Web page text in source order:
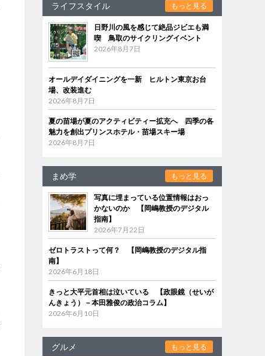
ライフスタイル もっと見る
日野川の風を感じて絶品ジビエも満
喫 鳥取のサイクリングイベント
2026年8月7日
オールデイダイニングを一新 ヒルトン東京お台
場、改装進む
2026年8月7日
夏の苗場が夏のアクティビティー拡充へ 四季の各
魅力を創出プリンスホテル・苗場スキー場
2026年8月7日
まめ学 もっと見る
写真に埋まっている位置情報はおっ
かないのか 【岡嶋教授のデジタル
指南】
2026年7月22日
ゼロトラストって何？ 【岡嶋教授のデジタル指
南】
2026年6月18日
きっと大平元首相は泣いている 【政眼鏡（せいが
んきょう）－本田雅俊の政治コラム】
2026年6月10日
グルメ もっと見る